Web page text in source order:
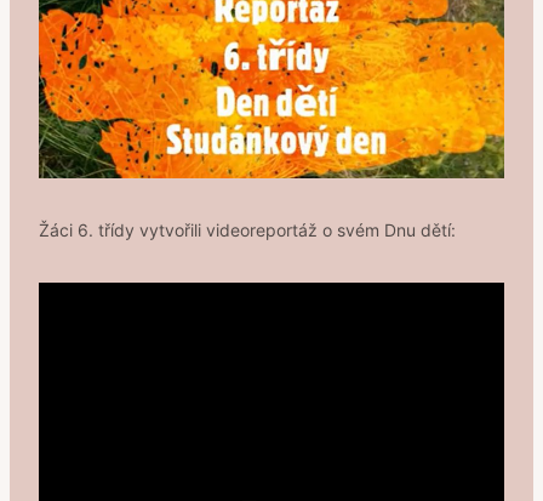
Žáci 6. třídy vytvořili videoreportáž o svém Dnu dětí: